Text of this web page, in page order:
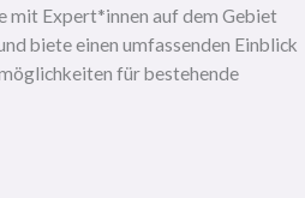
mit Expert*innen auf dem Gebiet
biete einen umfassenden Einblick
für bestehende